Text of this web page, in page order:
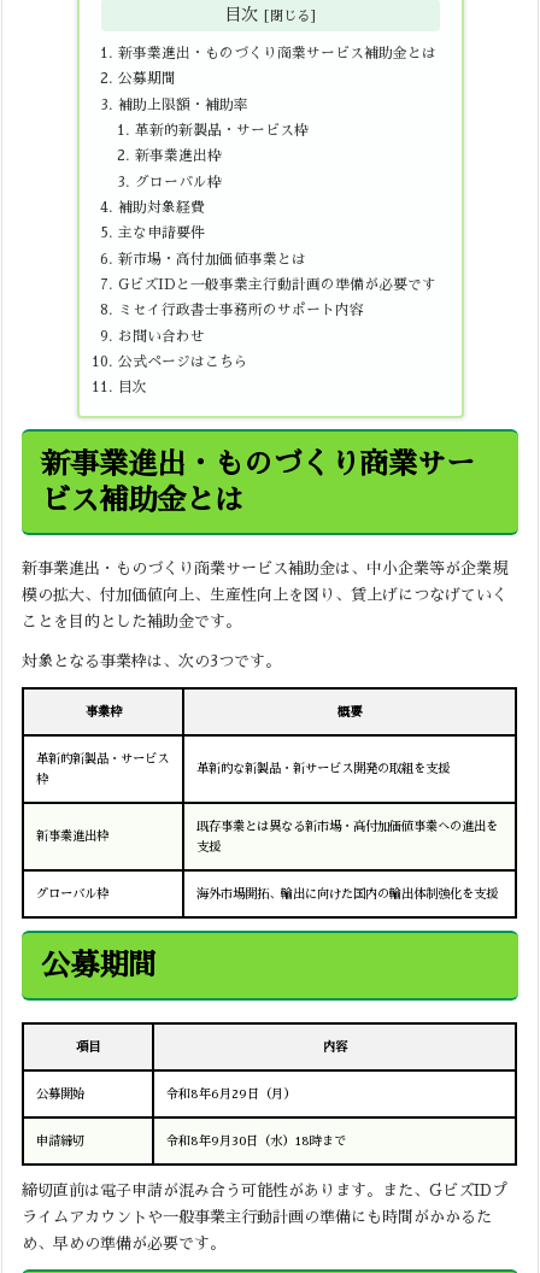
目次
新事業進出・ものづくり商業サービス補助金とは
公募期間
補助上限額・補助率
革新的新製品・サービス枠
新事業進出枠
グローバル枠
補助対象経費
主な申請要件
新市場・高付加価値事業とは
GビズIDと一般事業主行動計画の準備が必要です
ミセイ行政書士事務所のサポート内容
お問い合わせ
公式ページはこちら
目次
新事業進出・ものづくり商業サー
ビス補助金とは
新事業進出・ものづくり商業サービス補助金は、中小企業等が企業規
模の拡大、付加価値向上、生産性向上を図り、賃上げにつなげていく
ことを目的とした補助金です。
対象となる事業枠は、次の3つです。
事業枠 概要
革新的新製品・サービス
枠
革新的な新製品・新サービス開発の取組を支援
新事業進出枠
既存事業とは異なる新市場・高付加価値事業への進出を
支援
グローバル枠 海外市場開拓、輸出に向けた国内の輸出体制強化を支援
公募期間
項目 内容
公募開始 令和8年6月29日（月）
申請締切 令和8年9月30日（水）18時まで
締切直前は電子申請が混み合う可能性があります。また、GビズIDプ
ライムアカウントや一般事業主行動計画の準備にも時間がかかるた
め、早めの準備が必要です。